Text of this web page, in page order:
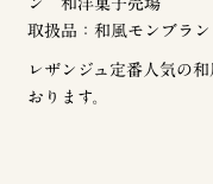
ン 和洋菓子売場
取扱品：和風モンブラン
レザンジュ定番人気の
おります。